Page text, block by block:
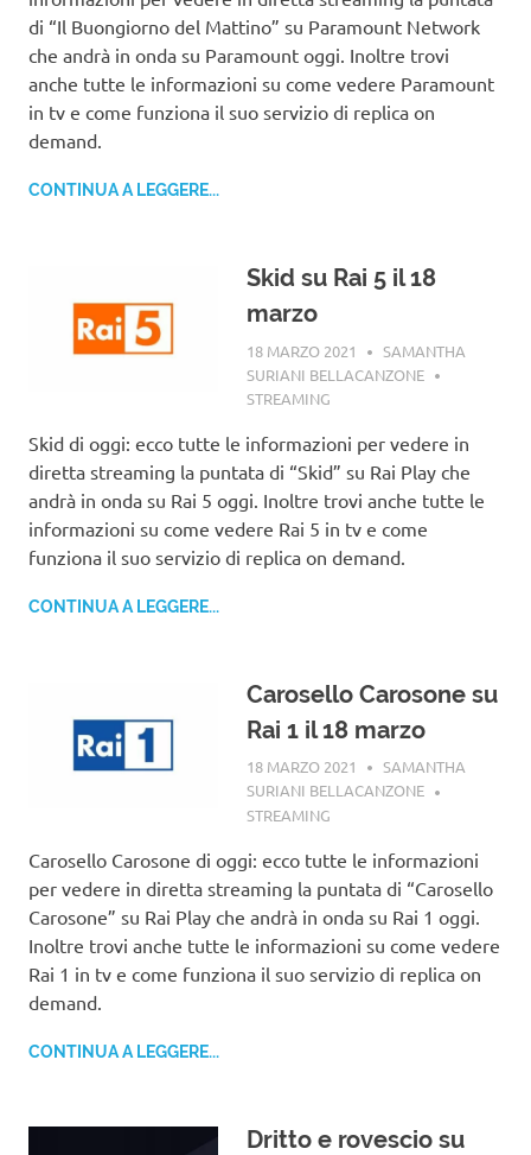
di “Il Buongiorno del Mattino” su Paramount Network
che andrà in onda su Paramount oggi. Inoltre trovi
anche tutte le informazioni su come vedere Paramount
in tv e come funziona il suo servizio di replica on
demand.
CONTINUA A LEGGERE...
Skid su Rai 5 il 18
marzo
18 MARZO 2021
SAMANTHA
SURIANI BELLACANZONE
STREAMING
Skid di oggi: ecco tutte le informazioni per vedere in
diretta streaming la puntata di “Skid” su Rai Play che
andrà in onda su Rai 5 oggi. Inoltre trovi anche tutte le
informazioni su come vedere Rai 5 in tv e come
funziona il suo servizio di replica on demand.
CONTINUA A LEGGERE...
Carosello Carosone su
Rai 1 il 18 marzo
18 MARZO 2021
SAMANTHA
SURIANI BELLACANZONE
STREAMING
Carosello Carosone di oggi: ecco tutte le informazioni
per vedere in diretta streaming la puntata di “Carosello
Carosone” su Rai Play che andrà in onda su Rai 1 oggi.
Inoltre trovi anche tutte le informazioni su come vedere
Rai 1 in tv e come funziona il suo servizio di replica on
demand.
CONTINUA A LEGGERE...
Dritto e rovescio su